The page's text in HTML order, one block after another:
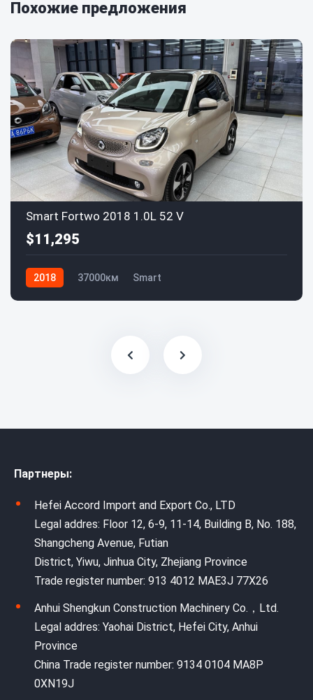
Похожие предложения
Smart Fortwo 2018 1.0L 52 V
$11,295
2018 37000км Smart
Партнеры:
Hefei Accord Import and Export Co., LTD
Legal addres: Floor 12, 6-9, 11-14, Building B, No. 188,
Shangcheng Avenue, Futian
District, Yiwu, Jinhua City, Zhejiang Province
Trade register number: 913 4012 MAE3J 77X26
Anhui Shengkun Construction Machinery Co.，Ltd.
Legal addres: Yaohai District, Hefei City, Anhui
Province
China Trade register number: 9134 0104 MA8P
0XN19J